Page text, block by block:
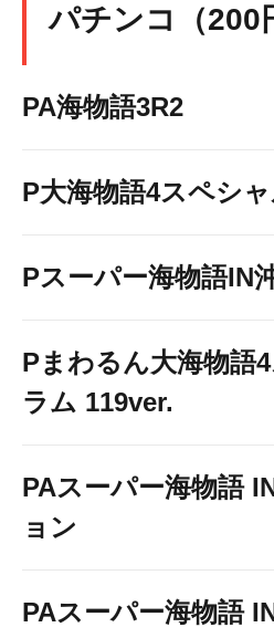
パチンコ（200
PA海物語3R2
P大海物語4スペシ
Pスーパー海物語IN
Pまわるん大海物語
ラム 119ver.
PAスーパー海物語
ョン
PAスーパー海物語